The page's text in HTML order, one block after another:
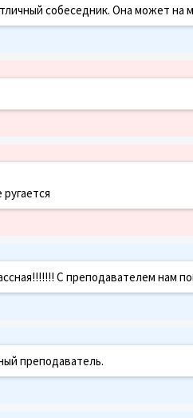
собеседник. Она может на
С преподавателем нам
преподаватель.